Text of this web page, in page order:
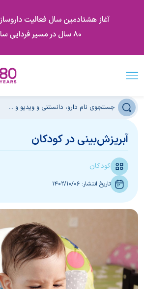
آبریزش‌بینی در کودکان
کودکان
تاریخ انتشار: